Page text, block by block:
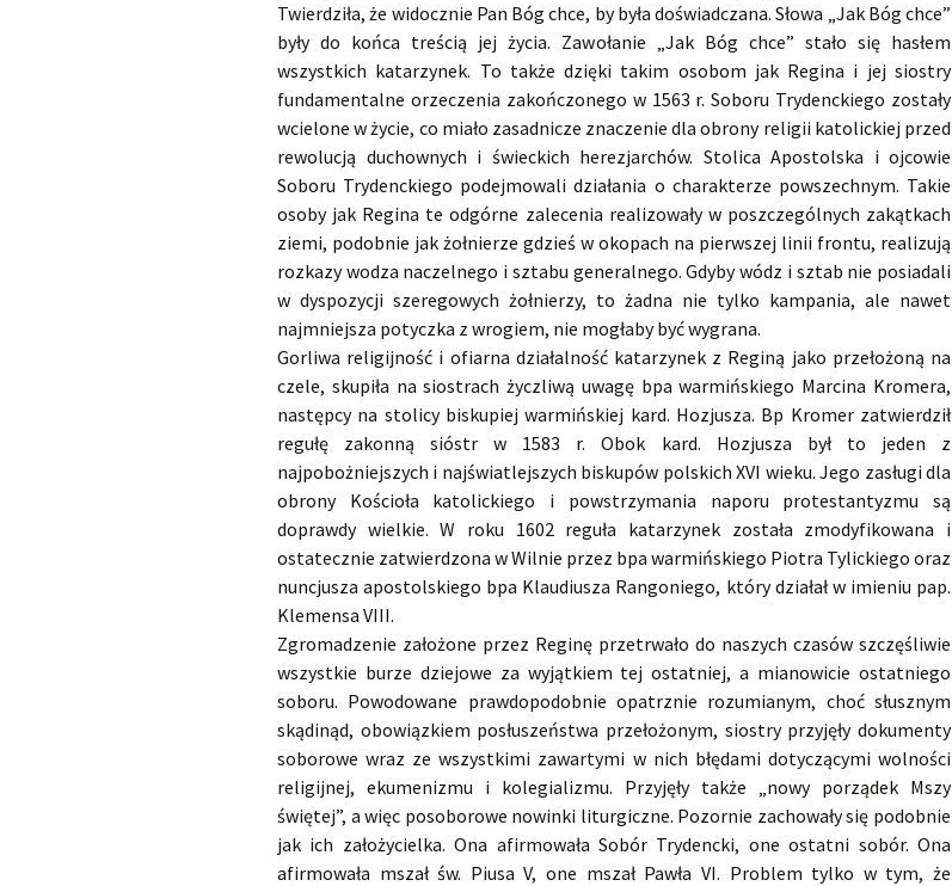
Twierdziła, że widocznie Pan Bóg chce, by była doświadczana. Słowa „Jak Bóg chce”
były do końca treścią jej życia. Zawołanie „Jak Bóg chce” stało się hasłem
wszystkich katarzynek. To także dzięki takim osobom jak Regina i jej siostry
fundamentalne orzeczenia zakończonego w 1563 r. Soboru Trydenckiego zostały
wcielone w życie, co miało zasadnicze znaczenie dla obrony religii katolickiej przed
rewolucją duchownych i świeckich herezjarchów. Stolica Apostolska i ojcowie
Soboru Trydenckiego podejmowali działania o charakterze powszechnym. Takie
osoby jak Regina te odgórne zalecenia realizowały w poszczególnych zakątkach
ziemi, podobnie jak żołnierze gdzieś w okopach na pierwszej linii frontu, realizują
rozkazy wodza naczelnego i sztabu generalnego. Gdyby wódz i sztab nie posiadali
w dyspozycji szeregowych żołnierzy, to żadna nie tylko kampania, ale nawet
najmniejsza potyczka z wrogiem, nie mogłaby być wygrana.
Gorliwa religijność i ofiarna działalność katarzynek z Reginą jako przełożoną na
czele, skupiła na siostrach życzliwą uwagę bpa warmińskiego Marcina Kromera,
następcy na stolicy biskupiej warmińskiej kard. Hozjusza. Bp Kromer zatwierdził
regułę zakonną sióstr w 1583 r. Obok kard. Hozjusza był to jeden z
najpobożniejszych i najświatlejszych biskupów polskich XVI wieku. Jego zasługi dla
obrony Kościoła katolickiego i powstrzymania naporu protestantyzmu są
doprawdy wielkie. W roku 1602 reguła katarzynek została zmodyfikowana i
ostatecznie zatwierdzona w Wilnie przez bpa warmińskiego Piotra Tylickiego oraz
nuncjusza apostolskiego bpa Klaudiusza Rangoniego, który działał w imieniu pap.
Klemensa VIII.
Zgromadzenie założone przez Reginę przetrwało do naszych czasów szczęśliwie
wszystkie burze dziejowe za wyjątkiem tej ostatniej, a mianowicie ostatniego
soboru. Powodowane prawdopodobnie opatrznie rozumianym, choć słusznym
skądinąd, obowiązkiem posłuszeństwa przełożonym, siostry przyjęły dokumenty
soborowe wraz ze wszystkimi zawartymi w nich błędami dotyczącymi wolności
religijnej, ekumenizmu i kolegializmu. Przyjęły także „nowy porządek Mszy
świętej”, a więc posoborowe nowinki liturgiczne. Pozornie zachowały się podobnie
jak ich założycielka. Ona afirmowała Sobór Trydencki, one ostatni sobór. Ona
afirmowała mszał św. Piusa V, one mszał Pawła VI. Problem tylko w tym, że